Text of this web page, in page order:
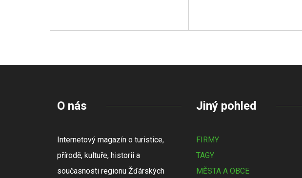
O nás
Internetový magazín o turistice,
přírodě, kultuře, historii a
současnosti regionu Žďárských
Jiný pohled
FIRMY
TAGY
MĚSTA A OBCE